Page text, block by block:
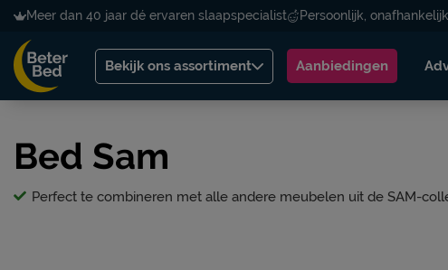
Meer dan 40 jaar dé ervaren slaapspecialist Persoonlijk,
Bekijk ons assortiment Aanbiedingen
Bed Sam
Perfect te combineren met alle andere meubelen uit de SAM-